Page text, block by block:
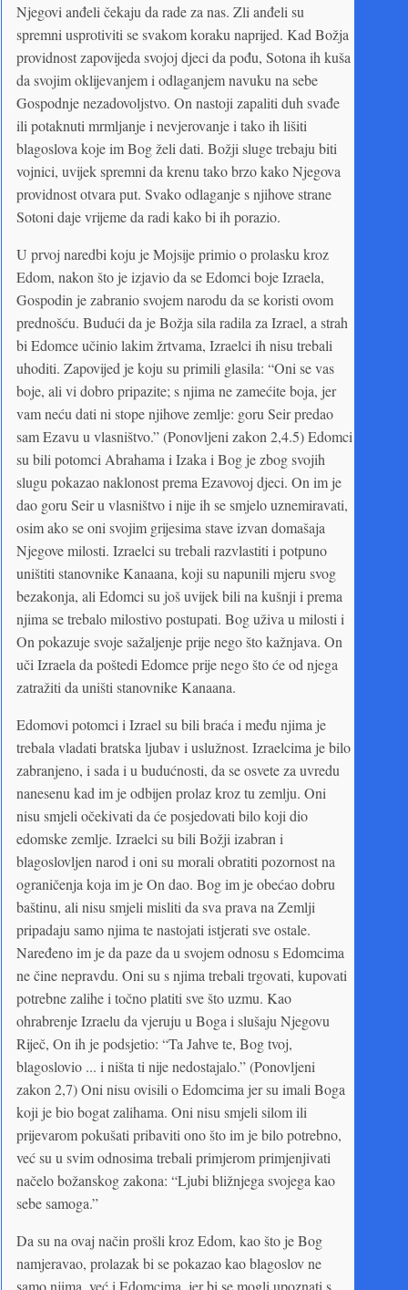
Njegovi anđeli čekaju da rade za nas. Zli anđeli su
spremni usprotiviti se svakom koraku naprijed. Kad Božja
providnost zapovijeda svojoj djeci da pođu, Sotona ih kuša
da svojim oklijevanjem i odlaganjem navuku na sebe
Gospodnje nezadovoljstvo. On nastoji zapaliti duh svađe
ili potaknuti mrmljanje i nevjerovanje i tako ih lišiti
blagoslova koje im Bog želi dati. Božji sluge trebaju biti
vojnici, uvijek spremni da krenu tako brzo kako Njegova
providnost otvara put. Svako odlaganje s njihove strane
Sotoni daje vrijeme da radi kako bi ih porazio.
U prvoj naredbi koju je Mojsije primio o prolasku kroz
Edom, nakon što je izjavio da se Edomci boje Izraela,
Gospodin je zabranio svojem narodu da se koristi ovom
prednošću. Budući da je Božja sila radila za Izrael, a strah
bi Edomce učinio lakim žrtvama, Izraelci ih nisu trebali
uhoditi. Zapovijed je koju su primili glasila: “Oni se vas
boje, ali vi dobro pripazite; s njima ne zamećite boja, jer
vam neću dati ni stope njihove zemlje: goru Seir predao
sam Ezavu u vlasništvo.” (Ponovljeni zakon 2,4.5) Edomci
su bili potomci Abrahama i Izaka i Bog je zbog svojih
slugu pokazao naklonost prema Ezavovoj djeci. On im je
dao goru Seir u vlasništvo i nije ih se smjelo uznemiravati,
osim ako se oni svojim grijesima stave izvan domašaja
Njegove milosti. Izraelci su trebali razvlastiti i potpuno
uništiti stanovnike Kanaana, koji su napunili mjeru svog
bezakonja, ali Edomci su još uvijek bili na kušnji i prema
njima se trebalo milostivo postupati. Bog uživa u milosti i
On pokazuje svoje sažaljenje prije nego što kažnjava. On
uči Izraela da poštedi Edomce prije nego što će od njega
zatražiti da uništi stanovnike Kanaana.
Edomovi potomci i Izrael su bili braća i među njima je
trebala vladati bratska ljubav i uslužnost. Izraelcima je bilo
zabranjeno, i sada i u budućnosti, da se osvete za uvredu
nanesenu kad im je odbijen prolaz kroz tu zemlju. Oni
nisu smjeli očekivati da će posjedovati bilo koji dio
edomske zemlje. Izraelci su bili Božji izabran i
blagoslovljen narod i oni su morali obratiti pozornost na
ograničenja koja im je On dao. Bog im je obećao dobru
baštinu, ali nisu smjeli misliti da sva prava na Zemlji
pripadaju samo njima te nastojati istjerati sve ostale.
Naređeno im je da paze da u svojem odnosu s Edomcima
ne čine nepravdu. Oni su s njima trebali trgovati, kupovati
potrebne zalihe i točno platiti sve što uzmu. Kao
ohrabrenje Izraelu da vjeruju u Boga i slušaju Njegovu
Riječ, On ih je podsjetio: “Ta Jahve te, Bog tvoj,
blagoslovio ... i ništa ti nije nedostajalo.” (Ponovljeni
zakon 2,7) Oni nisu ovisili o Edomcima jer su imali Boga
koji je bio bogat zalihama. Oni nisu smjeli silom ili
prijevarom pokušati pribaviti ono što im je bilo potrebno,
već su u svim odnosima trebali primjerom primjenjivati
načelo božanskog zakona: “Ljubi bližnjega svojega kao
sebe samoga.”
Da su na ovaj način prošli kroz Edom, kao što je Bog
namjeravao, prolazak bi se pokazao kao blagoslov ne
samo njima, već i Edomcima, jer bi se mogli upoznati s